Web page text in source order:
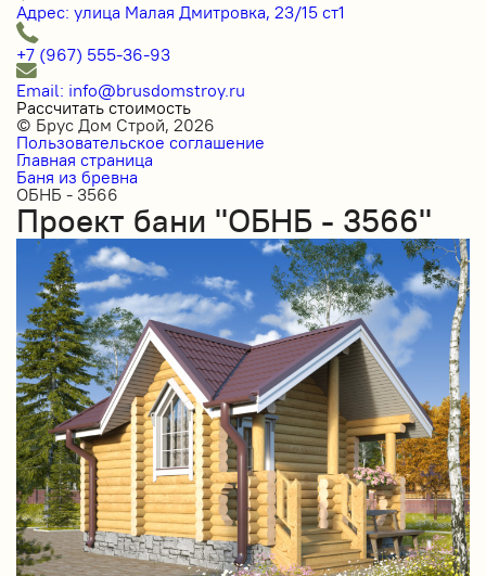
Адрес: улица Малая Дмитровка, 23/15 ст1
+7 (967) 555-36-93
Email: info@brusdomstroy.ru
Рассчитать стоимость
© Брус Дом Строй, 2026
Пользовательское соглашение
Главная страница
Баня из бревна
ОБНБ - 3566
Проект бани "ОБНБ - 3566"